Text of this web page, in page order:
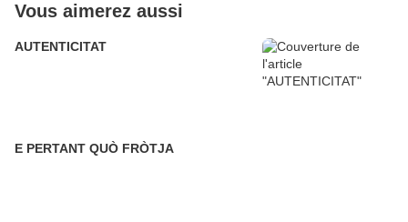
Vous aimerez aussi
AUTENTICITAT
E PERTANT QUÒ FRÒTJA